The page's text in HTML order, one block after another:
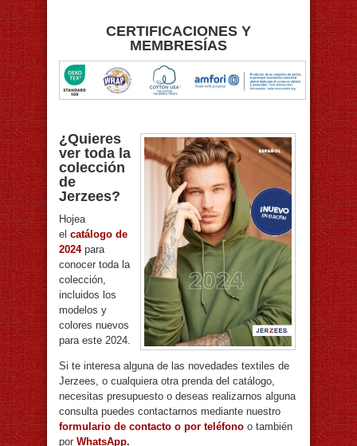
CERTIFICACIONES Y
MEMBRESÍAS
¿Quieres
ver toda la
colección
de
Jerzees?
Hojea
el catálogo de
2024para
conocer toda la
colección,
incluidos los
modelos y
colores nuevos
para este 2024.
Si te interesa alguna de las novedades textiles de
Jerzees, o cualquiera otra prenda del catálogo,
necesitas presupuesto o deseas realizarnos alguna
consulta puedes contactarnos mediante nuestro
formulario de contacto o por teléfono o también
por WhatsApp.